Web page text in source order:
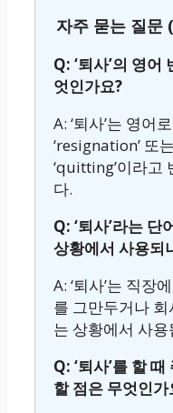
자주 묻는 질문
Q: ‘퇴사’의 영어
엇인가요?
A: ‘퇴사’는 영어로
‘resignation’ 또는
‘quitting’이라고
다.
Q: ‘퇴사’라는 단
상황에서 사용되
A: ‘퇴사’는 직장
를 그만두거나
는 상황에서 사용
Q: ‘퇴사’를 할
할 점은 무엇인가